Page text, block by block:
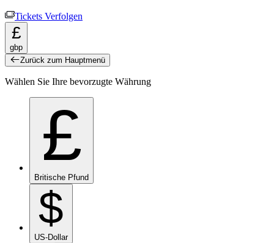
Tickets Verfolgen
£
gbp
Zurück zum Hauptmenü
Wählen Sie Ihre bevorzugte Währung
£
Britische Pfund
$
US-Dollar